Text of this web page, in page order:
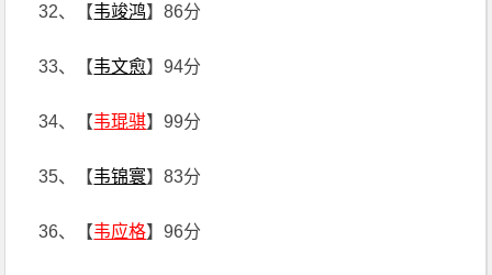
32、【韦竣鸿】86分
33、【韦文愈】94分
34、【韦琨骐】99分
35、【韦锦寰】83分
36、【韦应格】96分